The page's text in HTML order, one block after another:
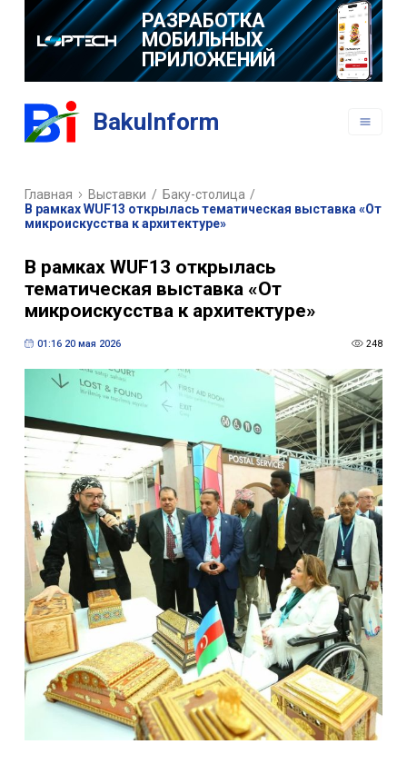
РАЗРАБОТКА
МОБИЛЬНЫХ
ПРИЛОЖЕНИЙ
BakuInform
Главная Выставки / Баку-столица /
В рамках WUF13 открылась тематическая выставка «От
микроискусства к архитектуре»
В рамках WUF13 открылась
тематическая выставка «От
микроискусства к архитектуре»
01:16 20 мая 2026 248